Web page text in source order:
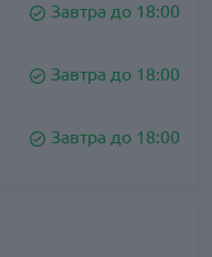
Завтра до 18:00
Завтра до 18:00
Завтра до 18:00